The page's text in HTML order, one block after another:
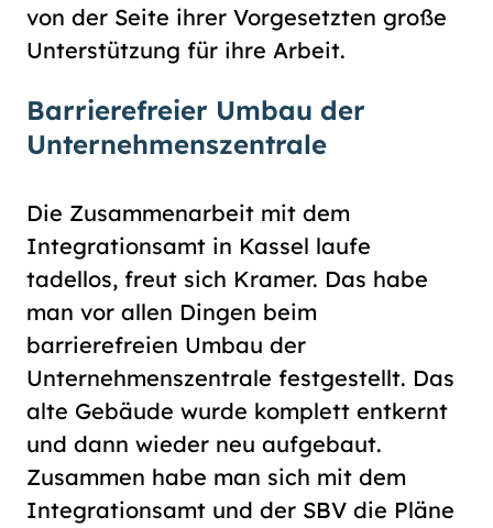
von der Seite ihrer Vorgesetzten große
Unterstützung für ihre Arbeit.
Barrierefreier Umbau der
Unternehmenszentrale
Die Zusammenarbeit mit dem
Integrationsamt in Kassel laufe
tadellos, freut sich Kramer. Das habe
man vor allen Dingen beim
barrierefreien Umbau der
Unternehmenszentrale festgestellt. Das
alte Gebäude wurde komplett entkernt
und dann wieder neu aufgebaut.
Zusammen habe man sich mit dem
Integrationsamt und der SBV die Pläne